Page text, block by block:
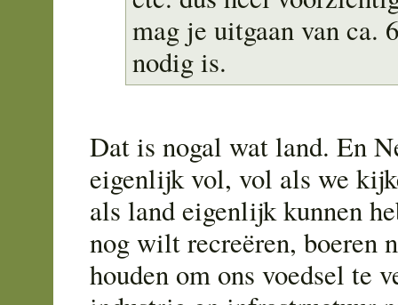
mag je uitgaan van ca.
nodig is.
Dat is nogal wat land. En
eigenlijk vol, vol als we
als land eigenlijk kunnen
nog wilt recreëren, boeren
houden om ons voedsel te